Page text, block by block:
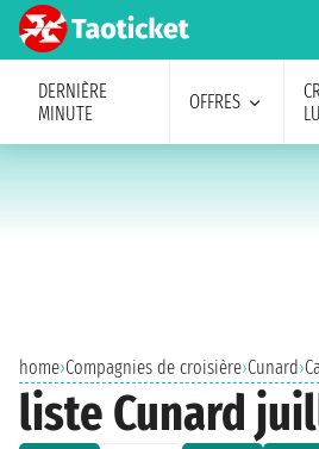
DERNIÈRE
MINUTE
OFFRES
home›Compagnies de croisière›Cunard›
liste Cunard